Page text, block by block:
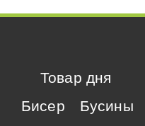
Товар дня
Бисер
Бусины